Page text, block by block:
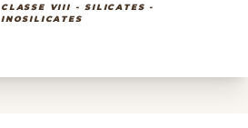
CLASSE VIII - SILICATES -
INOSILICATES